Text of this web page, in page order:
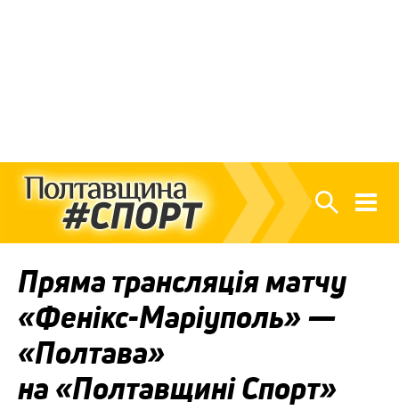
Пряма трансляція матчу
«Фенікс-Маріуполь» —
«Полтава»
на «Полтавщині Спорт»